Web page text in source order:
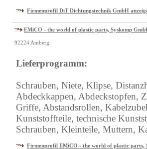
Firmenprofil DiT Dichtungstechnik GmbH
EMiCO - the world of plastic parts, Syskomp
92224 Amberg
Lieferprogramm:
Schrauben, Niete, Klipse,
Abdeckkappen, Abdeckstopfen,
Griffe, Abstandsrollen,
Kunststoffteile, technische
Schrauben, Kleinteile, Muttern,
Firmenprofil EMiCO - the world of plastic parts,